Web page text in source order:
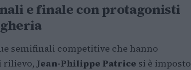
e finale con protagonisti
semifinali competitive che hanno
rilievo,Jean-Philippe Patrice si è imposto